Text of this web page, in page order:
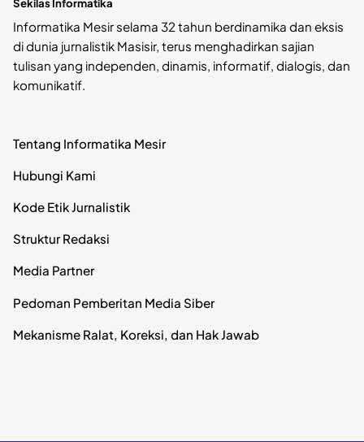
Sekilas Informatika
Informatika Mesir selama 32 tahun berdinamika dan eksis
di dunia jurnalistik Masisir, terus menghadirkan sajian
tulisan yang independen, dinamis, informatif, dialogis, dan
komunikatif.
Tentang Informatika Mesir
Hubungi Kami
Kode Etik Jurnalistik
Struktur Redaksi
Media Partner
Pedoman Pemberitan Media Siber
Mekanisme Ralat, Koreksi, dan Hak Jawab